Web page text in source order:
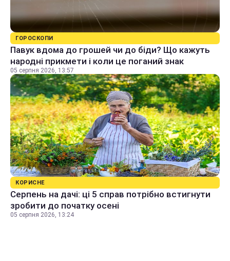
ГОРОСКОПИ
Павук вдома до грошей чи до біди? Що кажуть
народні прикмети і коли це поганий знак
05 серпня 2026, 13:57
КОРИСНЕ
Серпень на дачі: ці 5 справ потрібно встигнути
зробити до початку осені
05 серпня 2026, 13:24